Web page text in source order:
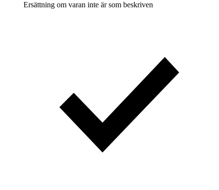
Ersättning om varan inte är som beskriven